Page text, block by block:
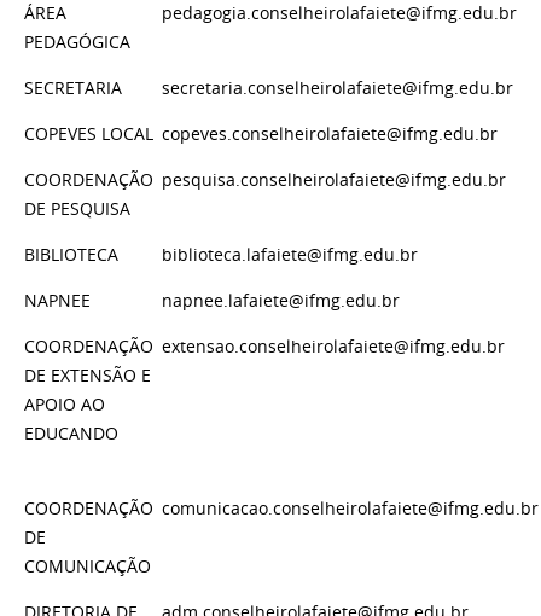
ÁREA
PEDAGÓGICA
pedagogia.conselheirolafaiete@ifmg.edu.br
SECRETARIA secretaria.conselheirolafaiete@ifmg.edu.br
COPEVES LOCAL copeves.conselheirolafaiete@ifmg.edu.br
COORDENAÇÃO
DE PESQUISA
pesquisa.conselheirolafaiete@ifmg.edu.br
BIBLIOTECA biblioteca.lafaiete@ifmg.edu.br
NAPNEE napnee.lafaiete@ifmg.edu.br
COORDENAÇÃO
DE EXTENSÃO E
APOIO AO
EDUCANDO
extensao.conselheirolafaiete@ifmg.edu.br
COORDENAÇÃO
DE
COMUNICAÇÃO
comunicacao.conselheirolafaiete@ifmg.edu.br